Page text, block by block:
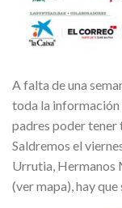
A falta de una
toda la información
padres poder tener
Saldremos el
Urrutia, Hermanos
(ver mapa), hay